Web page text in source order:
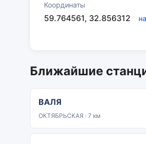
Координаты
59.764561, 32.856312
Ближайшие
ВАЛЯ
ОКТЯБРЬСКАЯ · 7 км